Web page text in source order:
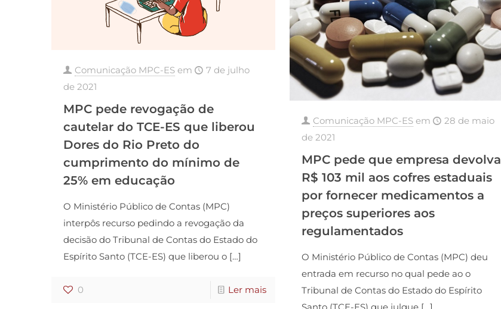
Comunicação MPC-ES em
7 de julho
de 2021
MPC pede revogação de
cautelar do TCE-ES que liberou
Dores do Rio Preto do
cumprimento do mínimo de
25% em educação
O Ministério Público de Contas (MPC)
interpôs recurso pedindo a revogação da
decisão do Tribunal de Contas do Estado do
Espírito Santo (TCE-ES) que liberou o[…]
0 Ler mais
Comunicação MPC-ES em
28 de maio
de 2021
MPC pede que empresa devolva
R$ 103 mil aos cofres estaduais
por fornecer medicamentos a
preços superiores aos
regulamentados
O Ministério Público de Contas (MPC) deu
entrada em recurso no qual pede ao o
Tribunal de Contas do Estado do Espírito